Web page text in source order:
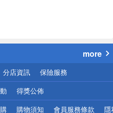
！
more
分店資訊 保險服務
得獎公佈
購物須知 會員服務條款 隱